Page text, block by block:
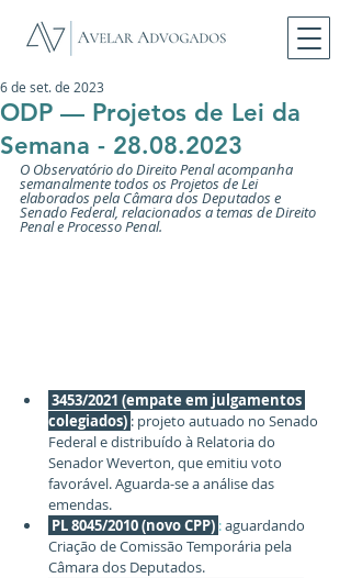
ODP — Projetos de Lei da
Semana - 28.08.2023
6 de set. de 2023
O Observatório do Direito Penal acompanha
semanalmente todos os Projetos de Lei
elaborados pela Câmara dos Deputados e
Senado Federal, relacionados a temas de Direito
Penal e Processo Penal.
colegiados) : projeto autuado no Senado
Federal e distribuído à Relatoria do
Senador Weverton, que emitiu voto
favorável. Aguarda-se a análise das
emendas.
PL 8045/2010 (novo CPP) : aguardando
Criação de Comissão Temporária pela
Câmara dos Deputados.